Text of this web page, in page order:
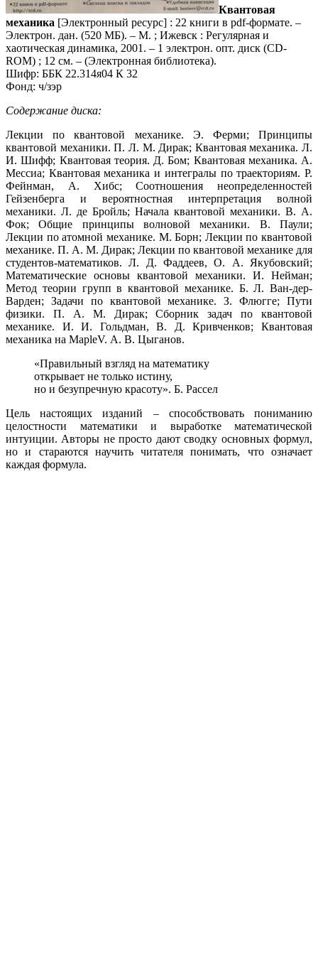
Квантовая
механика [Электронный ресурс] : 22 книги в pdf-формате. –
Электрон. дан. (520 МБ). – М. ; Ижевск : Регулярная и
хаотическая динамика, 2001. – 1 электрон. опт. диск (CD-
ROM) ; 12 см. – (Электронная библиотека).
Шифр: ББК 22.314я04 К 32
Фонд: ч/зэр
Содержание диска:
Лекции по квантовой механике. Э. Ферми; Принципы
квантовой механики. П. Л. М. Дирак; Квантовая механика. Л.
И. Шифф; Квантовая теория. Д. Бом; Квантовая механика. А.
Мессиа; Квантовая механика и интегралы по траекториям. Р.
Фейнман, А. Хибс; Соотношения неопределенностей
Гейзенберга и вероятностная интерпретация волной
механики. Л. де Бройль; Начала квантовой механики. В. А.
Фок; Общие принципы волновой механики. В. Паули;
Лекции по атомной механике. М. Борн; Лекции по квантовой
механике. П. А. М. Дирак; Лекции по квантовой механике для
студентов-математиков. Л. Д. Фаддеев, О. А. Якубовский;
Математические основы квантовой механики. И. Нейман;
Метод теории групп в квантовой механике. Б. Л. Ван-дер-
Варден; Задачи по квантовой механике. З. Флюгге; Пути
физики. П. А. М. Дирак; Сборник задач по квантовой
механике. И. И. Гольдман, В. Д. Кривченков; Квантовая
механика на MapleV. А. В. Цыганов.
«Правильный взгляд на математику
открывает не только истину,
но и безупречную красоту». Б. Рассел
Цель настоящих изданий – способствовать пониманию
целостности математики и выработке математической
интуиции. Авторы не просто дают сводку основных формул,
но и стараются научить читателя понимать, что означает
каждая формула.